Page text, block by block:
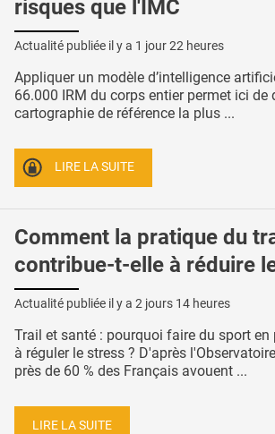
risques que l'IMC
Actualité publiée il y a 1 jour 22 heures
Appliquer un modèle d’intelligence
66.000 IRM du corps entier permet ici de
cartographie de référence la plus ...
LIRE LA SUITE
Comment la pratique du
contribue-t-elle à réduire
Actualité publiée il y a 2 jours 14 heures
Trail et santé : pourquoi faire du sport en
à réguler le stress ? D'après
près de 60 % des Français avouent ...
LIRE LA SUITE